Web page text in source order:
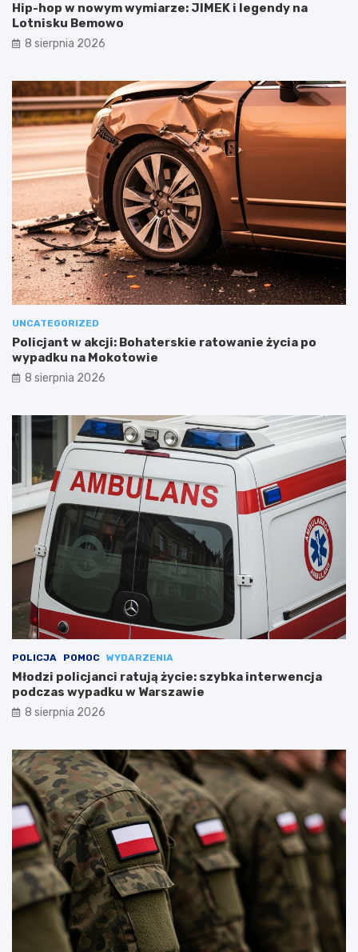
Hip-hop w nowym wymiarze: JIMEK i legendy na
Lotnisku Bemowo
8 sierpnia 2026
UNCATEGORIZED
Policjant w akcji: Bohaterskie ratowanie życia po
wypadku na Mokotowie
8 sierpnia 2026
POLICJA POMOC WYDARZENIA
Młodzi policjanci ratują życie: szybka interwencja
podczas wypadku w Warszawie
8 sierpnia 2026